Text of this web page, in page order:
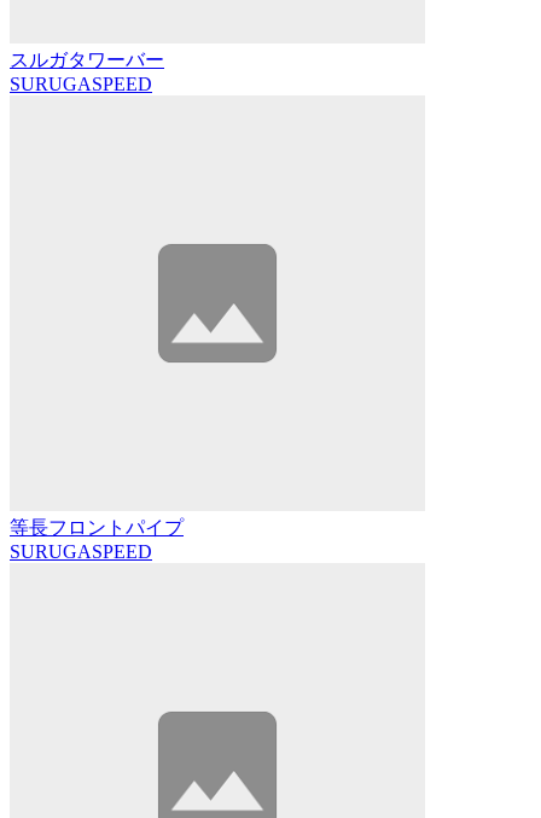
スルガタワーバー
SURUGASPEED
等長フロントパイプ
SURUGASPEED